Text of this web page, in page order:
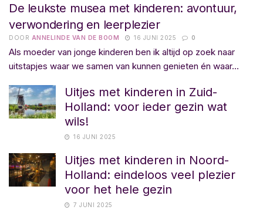
De leukste musea met kinderen: avontuur,
verwondering en leerplezier
DOOR ANNELINDE VAN DE BOOM 16 JUNI 2025 0
Als moeder van jonge kinderen ben ik altijd op zoek naar
uitstapjes waar we samen van kunnen genieten én waar...
Uitjes met kinderen in Zuid-
Holland: voor ieder gezin wat
wils!
16 JUNI 2025
Uitjes met kinderen in Noord-
Holland: eindeloos veel plezier
voor het hele gezin
7 JUNI 2025